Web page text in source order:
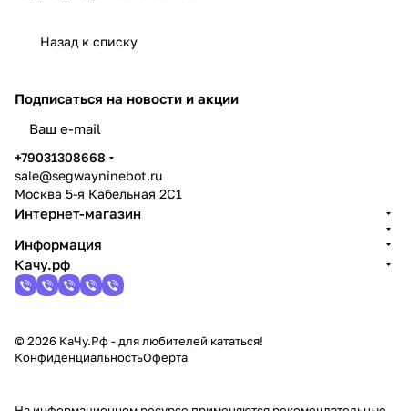
Назад к списку
Подписаться на новости и акции
+79031308668
sale@segwayninebot.ru
Москва 5-я Кабельная 2С1
Интернет-магазин
Информация
Качу.рф
© 2026 КаЧу.Рф - для любителей кататься!
КонфиденциальностьОферта